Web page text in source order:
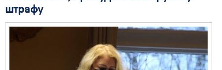
штрафу
Дзяржава
Дыскрымінацыя